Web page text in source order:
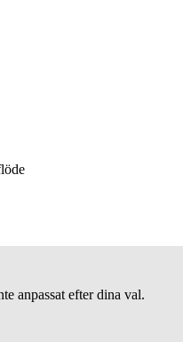
anpassat efter dina val.